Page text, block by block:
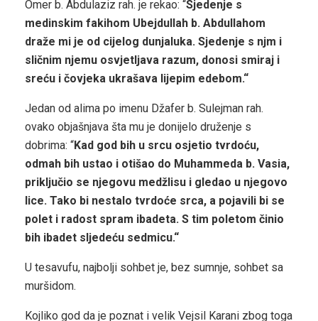
Omer b. Abdulaziz rah. je rekao: “Sjedenje s
medinskim fakihom Ubejdullah b. Abdullahom
draže mi je od cijelog dunjaluka. Sjedenje s njm i
sličnim njemu osvjetljava razum, donosi smiraj i
sreću i čovjeka ukrašava lijepim edebom.“
Jedan od alima po imenu Džafer b. Sulejman rah.
ovako objašnjava šta mu je donijelo druženje s
dobrima: “Kad god bih u srcu osjetio tvrdoću,
odmah bih ustao i otišao do Muhammeda b. Vasia,
priključio se njegovu medžlisu i gledao u njegovo
lice. Tako bi nestalo tvrdoće srca, a pojavili bi se
polet i radost spram ibadeta. S tim poletom činio
bih ibadet sljedeću sedmicu.“
U tesavufu, najbolji sohbet je, bez sumnje, sohbet sa
muršidom.
Kojliko god da je poznat i velik Vejsil Karani zbog toga